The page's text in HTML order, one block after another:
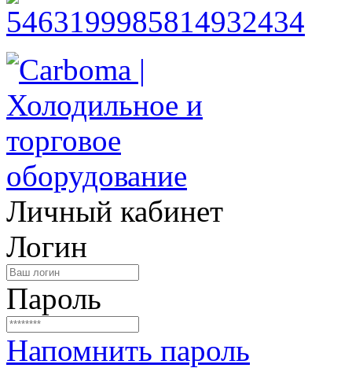
Личный кабинет
Логин
Пароль
Напомнить пароль